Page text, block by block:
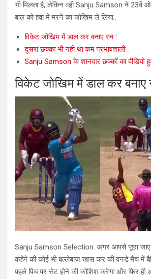
भी मिलता है, लेकिन वही Sanju Samson ने 23वें
बाल को हवा में मरने का जोखिम ले लिया..
विकेट जोखिम में डाल कर बनाए रन :
दूसरा छक्का भी नही था कम प्रभावशाली :
Sanju Samson के शानदार छक्कों का वीडियो
विकेट जोखिम में डाल कर बनाए
Sanju Samson Selection: अगर आपसे पूछा जाए
कहेंगे की कोई भी बल्लेबाज खास कर की वनडे मैच में
पहले पिच पर सेट होने की कोशिश करेगा और फिर ही